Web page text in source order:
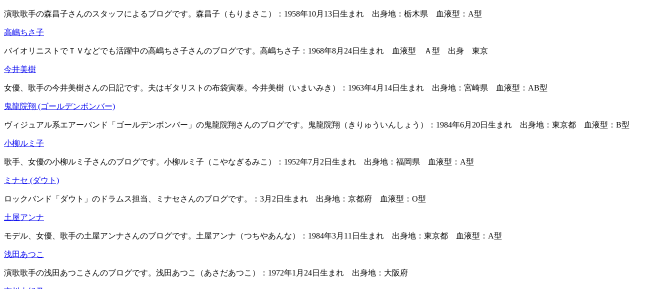
演歌歌手の森昌子さんのスタッフによるブログです。森昌子（もりまさこ）：1958年10月13日生まれ 出身地：栃木県 血液型：A型
高嶋ちさ子
バイオリニストでＴＶなどでも活躍中の高嶋ちさ子さんのブログです。高嶋ちさ子：1968年8月24日生まれ 血液型 Ａ型 出身 東京
今井美樹
女優、歌手の今井美樹さんの日記です。夫はギタリストの布袋寅泰。今井美樹（いまいみき）：1963年4月14日生まれ 出身地：宮崎県 血液型：AB型
鬼龍院翔 (ゴールデンボンバー)
ヴィジュアル系エアーバンド「ゴールデンボンバー」の鬼龍院翔さんのブログです。鬼龍院翔（きりゅういんしょう）：1984年6月20日生まれ 出身地：東京都 血液型：B型
小柳ルミ子
歌手、女優の小柳ルミ子さんのブログです。小柳ルミ子（こやなぎるみこ）：1952年7月2日生まれ 出身地：福岡県 血液型：A型
ミナセ (ダウト)
ロックバンド「ダウト」のドラムス担当、ミナセさんのブログです。：3月2日生まれ 出身地：京都府 血液型：O型
土屋アンナ
モデル、女優、歌手の土屋アンナさんのブログです。土屋アンナ（つちやあんな）：1984年3月11日生まれ 出身地：東京都 血液型：A型
浅田あつこ
演歌歌手の浅田あつこさんのブログです。浅田あつこ（あさだあつこ）：1972年1月24日生まれ 出身地：大阪府